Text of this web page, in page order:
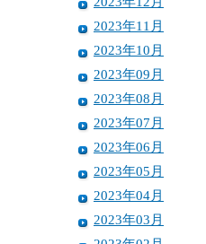
2023年11月
2023年10月
2023年09月
2023年08月
2023年07月
2023年06月
2023年05月
2023年04月
2023年03月